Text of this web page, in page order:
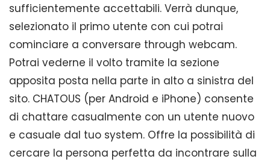
sufficientemente accettabili. Verrà dunque,
selezionato il primo utente con cui potrai
cominciare a conversare through webcam.
Potrai vederne il volto tramite la sezione
apposita posta nella parte in alto a sinistra del
sito. CHATOUS (per Android e iPhone) consente
di chattare casualmente con un utente nuovo
e casuale dal tuo system. Offre la possibilità di
cercare la persona perfetta da incontrare sulla